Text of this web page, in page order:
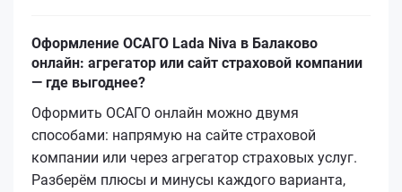
Оформление ОСАГО Lada Niva в Балаково
онлайн: агрегатор или сайт страховой компании
— где выгоднее?
Оформить ОСАГО онлайн можно двумя
способами: напрямую на сайте страховой
компании или через агрегатор страховых услуг.
Разберём плюсы и минусы каждого варианта,